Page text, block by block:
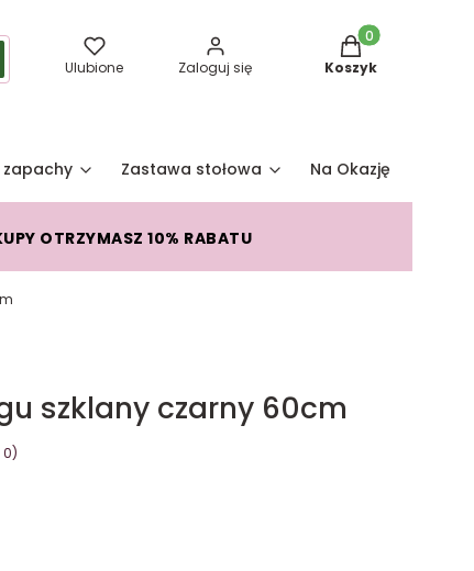
Ulubione Zaloguj się
Produkty w
Koszyk
zapachy Zastawa stołowa Na Okazję
OTRZYMASZ 10% RABATU
szklany czarny 60cm
0)